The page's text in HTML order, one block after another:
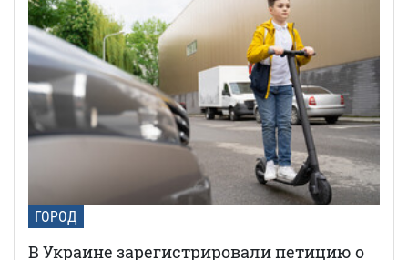
ГОРОД
В Украине зарегистрировали петицию о